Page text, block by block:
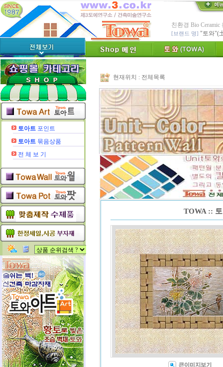
친환경 Bio
[브랜드 명] "토와"(
* 그림타일 벽화타
[공지]카탈로그,토
- 토와 배치 디자인
* TOWA 회원가입
-토와, 첫구매시 배
수수료 전액면제 (
[안내]신용카드 결
* Since : 1987 ~ 신
- 특허,의장,상표권
토아트 포인트
토아트 묶음상품
전 체 보 기
현재위치 : 전체목록
TOWA ::